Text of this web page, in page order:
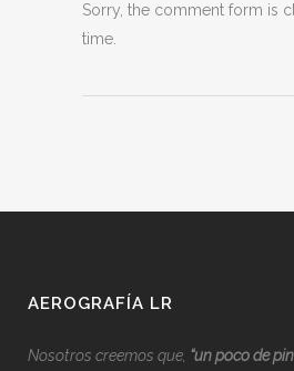
Sorry, the comment form is
time.
AEROGRAFÍA LR
Nosotros creemos que, “un poco de